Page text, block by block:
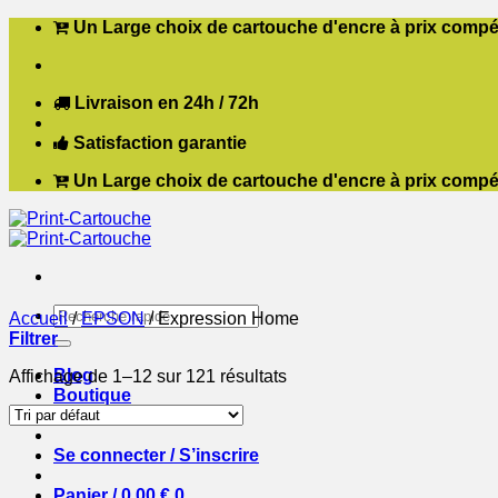
Passer
contenu
Un Large choix de cartouche d'encre à prix
Livraison en 24h / 72h
Satisfaction garantie
Un Large choix de cartouche d'encre à prix
Recherche
pour :
Blog
Boutique
Contact
Se connecter / S’inscrire
Accueil / EPSON /Expression Home
Filtrer
Affichage de 1–12 sur 121 résultats